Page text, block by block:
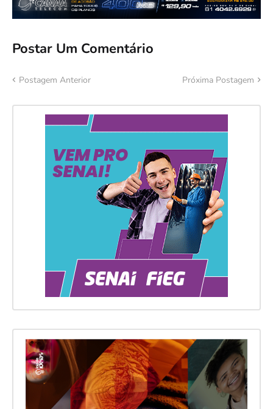
Postar Um Comentário
Postagem Anterior Próxima Postagem